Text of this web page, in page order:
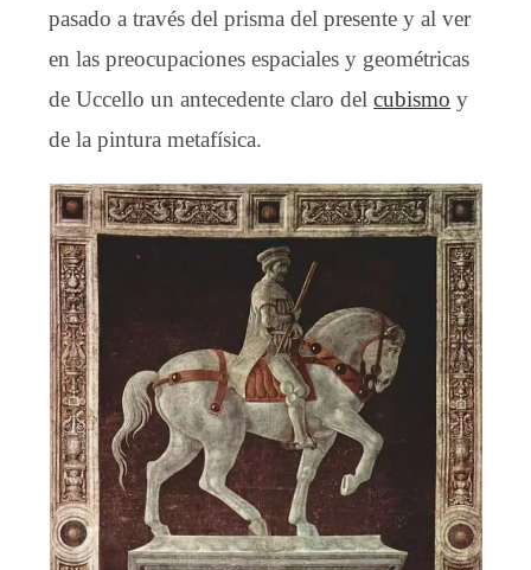
pasado a través del prisma del presente y al ver
en las preocupaciones espaciales y geométricas
de Uccello un antecedente claro delcubismo y
de la pintura metafísica.